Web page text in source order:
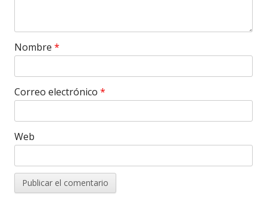
Nombre *
Correo electrónico *
Web